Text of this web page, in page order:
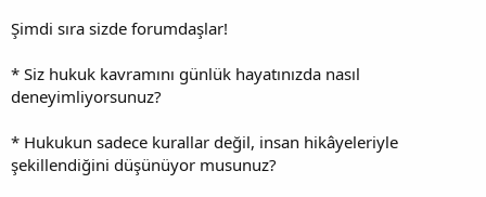
Şimdi sıra sizde forumdaşlar!
* Siz hukuk kavramını günlük hayatınızda nasıl
deneyimliyorsunuz?
* Hukukun sadece kurallar değil, insan hikâyeleriyle
şekillendiğini düşünüyor musunuz?